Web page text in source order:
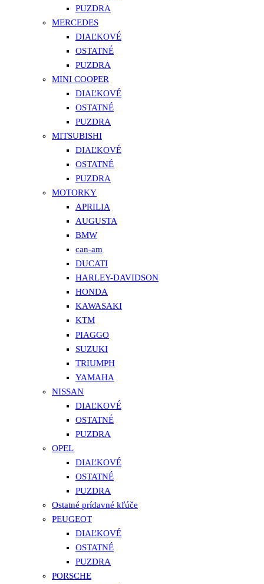
PUZDRA
MERCEDES
DIAĽKOVÉ
OSTATNÉ
PUZDRA
MINI COOPER
DIAĽKOVÉ
OSTATNÉ
PUZDRA
MITSUBISHI
DIAĽKOVÉ
OSTATNÉ
PUZDRA
MOTORKY
APRILIA
AUGUSTA
BMW
can-am
DUCATI
HARLEY-DAVIDSON
HONDA
KAWASAKI
KTM
PIAGGO
SUZUKI
TRIUMPH
YAMAHA
NISSAN
DIAĽKOVÉ
OSTATNÉ
PUZDRA
OPEL
DIAĽKOVÉ
OSTATNÉ
PUZDRA
Ostatné prídavné kľúče
PEUGEOT
DIAĽKOVÉ
OSTATNÉ
PUZDRA
PORSCHE